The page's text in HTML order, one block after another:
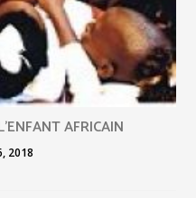
AFRICAIN
2018